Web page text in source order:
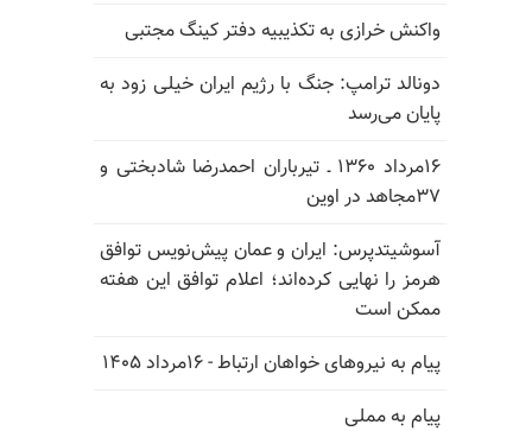
واکنش خرازی به تکذیبیه دفتر کینگ مجتبی
دونالد ترامپ: جنگ با رژیم ایران خیلی زود به
پایان می‌رسد
۱۶مرداد ۱۳۶۰ ـ تیرباران احمدرضا شادبختی و
۳۷مجاهد در اوین
آسوشیتدپرس: ایران و عمان پیش‌نویس توافق
هرمز را نهایی کرده‌اند؛ اعلام توافق این هفته
ممکن است
پیام به نیروهای خواهان ارتباط - ۱۶مرداد ۱۴۰۵
پیام به مملی